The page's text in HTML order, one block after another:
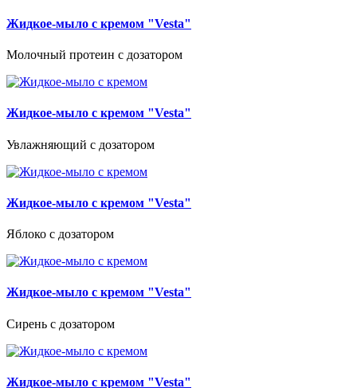
Жидкое-мыло с кремом "Vesta"
Молочный протеин с дозатором
Жидкое-мыло с кремом "Vesta"
Увлажняющий с дозатором
Жидкое-мыло с кремом "Vesta"
Яблоко с дозатором
Жидкое-мыло с кремом "Vesta"
Сирень с дозатором
Жидкое-мыло с кремом "Vesta"